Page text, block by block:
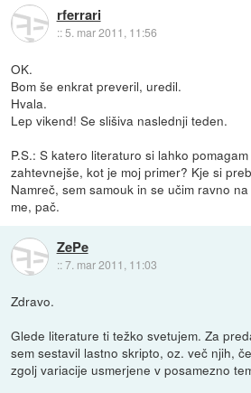
rferrari
::5. mar 2011, 11:56
OK.
Bom še enkrat preveril, uredil.
Hvala.
Lep vikend! Se slišiva naslednji teden.
P.S.: S katero literaturo si lahko
zahtevnejše, kot je moj primer? Kje si
Namreč, sem samouk in se učim ravno
me, pač.
ZePe
::7. mar 2011, 11:03
Zdravo.
Glede literature ti težko svetujem. Za
sem sestavil lastno skripto, oz. več njih,
zgolj variacije usmerjene v posamezno